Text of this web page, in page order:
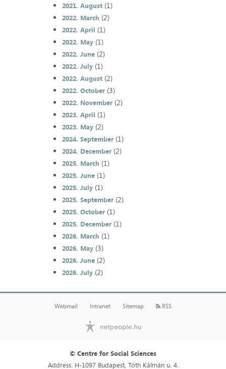
2021. August(1)
2022. March (2)
2022. April (1)
2022. May(1)
2022. June(2)
2022. July(1)
2022. August(2)
2022. October(3)
2022. November(2)
2023. April (1)
2023. May(2)
2024. September(1)
2024. December(2)
2025. March (1)
2025. June(1)
2025. July(1)
2025. September(2)
2025. October(1)
2025. December(1)
2026. March (1)
2026. May(3)
2026. June(2)
2026. July(2)
Webmail Intranet Sitemap RSS
© Centre for Social Sciences
Address: H-1097 Budapest, Tóth Kálmán u. 4.